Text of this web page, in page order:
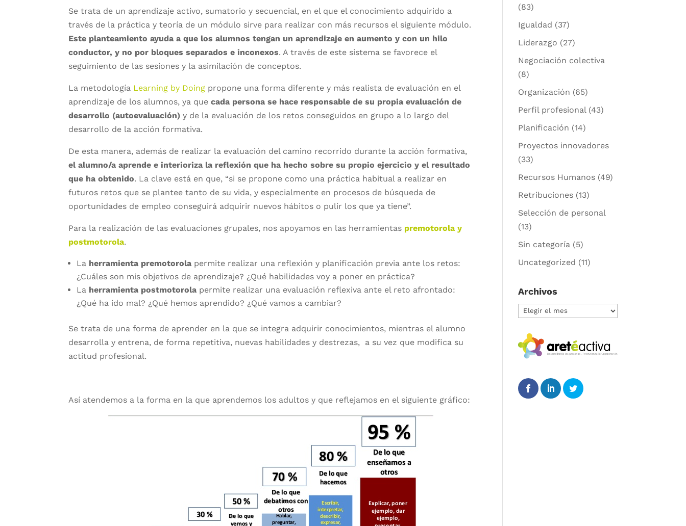
Se trata de un aprendizaje activo, sumatorio y secuencial, en el que el conocimiento adquirido a
través de la práctica y teoría de un módulo sirve para realizar con más recursos el siguiente módulo.
Este planteamiento ayuda a que los alumnos tengan un aprendizaje en aumento y con un hilo
conductor, y no por bloques separados e inconexos. A través de este sistema se favorece el
seguimiento de las sesiones y la asimilación de conceptos.
La metodología Learning by Doing propone una forma diferente y más realista de evaluación en el
aprendizaje de los alumnos, ya quecada persona se hace responsable de su propia evaluación de
desarrollo (autoevaluación) y de la evaluación de los retos conseguidos en grupo a lo largo del
desarrollo de la acción formativa.
De esta manera, además de realizar la evaluación del camino recorrido durante la acción formativa,
el alumno/a aprende e interioriza la reflexión que ha hecho sobre su propio ejercicio y el resultado
que ha obtenido. La clave está en que, “si se propone como una práctica habitual a realizar en
futuros retos que se plantee tanto de su vida, y especialmente en procesos de búsqueda de
oportunidades de empleo conseguirá adquirir nuevos hábitos o pulir los que ya tiene”.
Para la realización de las evaluaciones grupales, nos apoyamos en las herramientas premotorola y
postmotorola.
La herramienta premotorola permite realizar una reflexión y planificación previa ante los retos:
¿Cuáles son mis objetivos de aprendizaje? ¿Qué habilidades voy a poner en práctica?
La herramienta postmotorola permite realizar una evaluación reflexiva ante el reto afrontado:
¿Qué ha ido mal? ¿Qué hemos aprendido? ¿Qué vamos a cambiar?
Se trata de una forma de aprender en la que se integra adquirir conocimientos, mientras el alumno
desarrolla y entrena, de forma repetitiva, nuevas habilidades y destrezas, a su vez que modifica su
actitud profesional.
Así atendemos a la forma en la que aprendemos los adultos y que reflejamos en el siguiente gráfico:
(83)
Igualdad (37)
Liderazgo (27)
Negociación colectiva
(8)
Organización (65)
Perfil profesional(43)
Planificación (14)
Proyectos innovadores
(33)
Recursos Humanos (49)
Retribuciones (13)
Selección de personal
(13)
Sin categoría (5)
Uncategorized (11)
Archivos
Archivos